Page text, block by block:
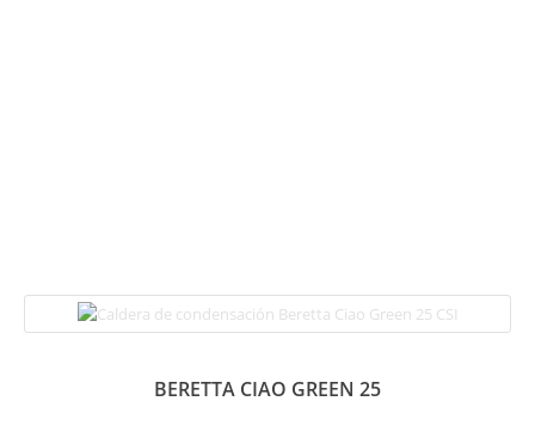
BERETTA CIAO GREEN 25